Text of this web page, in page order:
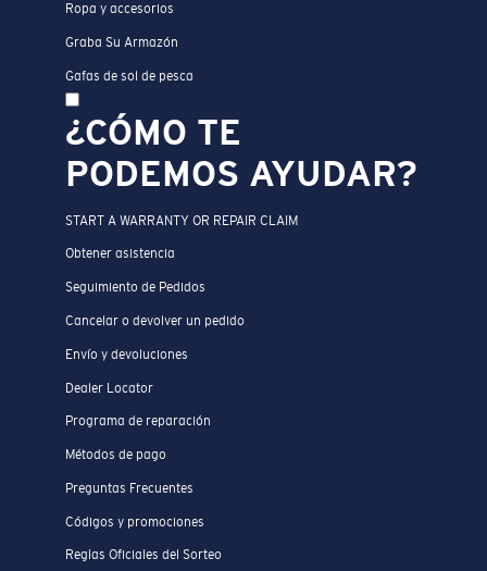
Ropa y accesorios
Graba Su Armazón
Gafas de sol de pesca
¿CÓMO TE
PODEMOS AYUDAR?
START A WARRANTY OR REPAIR CLAIM
Obtener asistencia
Seguimiento de Pedidos
Cancelar o devolver un pedido
Envío y devoluciones
Dealer Locator
Programa de reparación
Métodos de pago
Preguntas Frecuentes
Códigos y promociones
Reglas Oficiales del Sorteo